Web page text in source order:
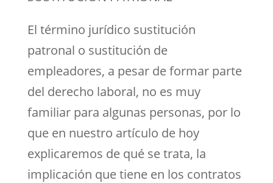
El término jurídico sustitución
patronal o sustitución de
empleadores, a pesar de formar parte
del derecho laboral, no es muy
familiar para algunas personas, por lo
que en nuestro artículo de hoy
explicaremos de qué se trata, la
implicación que tiene en los contratos